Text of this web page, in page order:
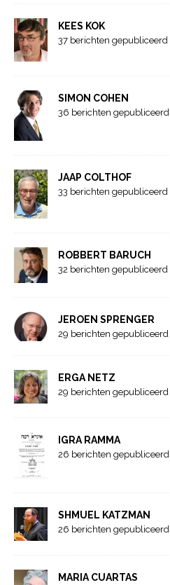
KEES KOK
37 berichten gepubliceerd
SIMON COHEN
36 berichten gepubliceerd
JAAP COLTHOF
33 berichten gepubliceerd
ROBBERT BARUCH
32 berichten gepubliceerd
JEROEN SPRENGER
29 berichten gepubliceerd
ERGA NETZ
29 berichten gepubliceerd
IGRA RAMMA
26 berichten gepubliceerd
SHMUEL KATZMAN
26 berichten gepubliceerd
MARIA CUARTAS